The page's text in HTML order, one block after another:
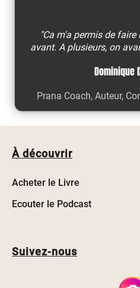
"Ca m'a permis de
avant. A plusieurs, on
Dominique
Prana Coach, Auteur,
À découvrir
Acheter le Livre
Ecouter le Podcast
Suivez-nous